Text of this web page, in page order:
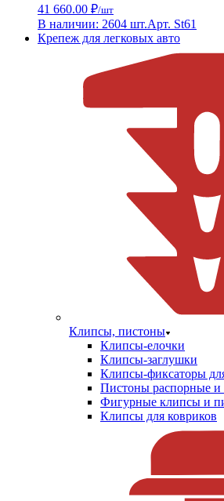
41 660.00 ₽/шт
В наличии: 2604 шт.Арт. St61
Крепеж для легковых авто
Клипсы, пистоны
Клипсы-елочки
Клипсы-заглушки
Клипсы-фиксаторы
Пистоны распорные и
Фигурные клипсы и
Клипсы для ковриков